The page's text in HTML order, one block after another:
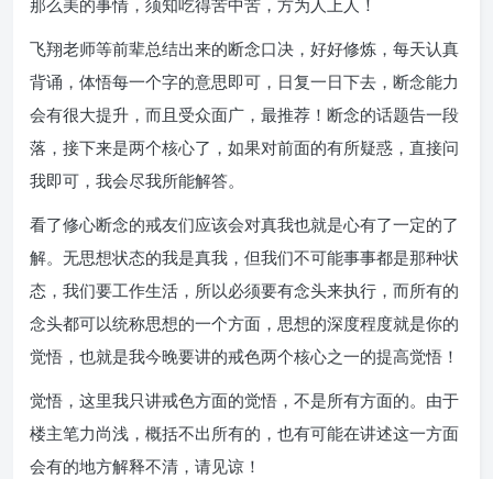
那么美的事情，须知吃得苦中苦，方为人上人！
飞翔老师等前辈总结出来的断念口决，好好修炼，每天认真
背诵，体悟每一个字的意思即可，日复一日下去，断念能力
会有很大提升，而且受众面广，最推荐！断念的话题告一段
落，接下来是两个核心了，如果对前面的有所疑惑，直接问
我即可，我会尽我所能解答。
看了修心断念的戒友们应该会对真我也就是心有了一定的了
解。无思想状态的我是真我，但我们不可能事事都是那种状
态，我们要工作生活，所以必须要有念头来执行，而所有的
念头都可以统称思想的一个方面，思想的深度程度就是你的
觉悟，也就是我今晚要讲的戒色两个核心之一的提高觉悟！
觉悟，这里我只讲戒色方面的觉悟，不是所有方面的。由于
楼主笔力尚浅，概括不出所有的，也有可能在讲述这一方面
会有的地方解释不清，请见谅！